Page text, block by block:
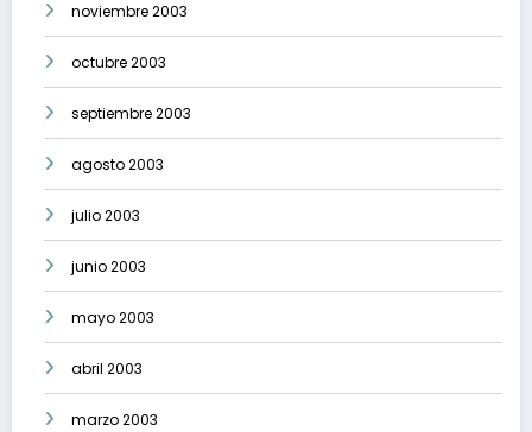
noviembre 2003
octubre 2003
septiembre 2003
agosto 2003
julio 2003
junio 2003
mayo 2003
abril 2003
marzo 2003